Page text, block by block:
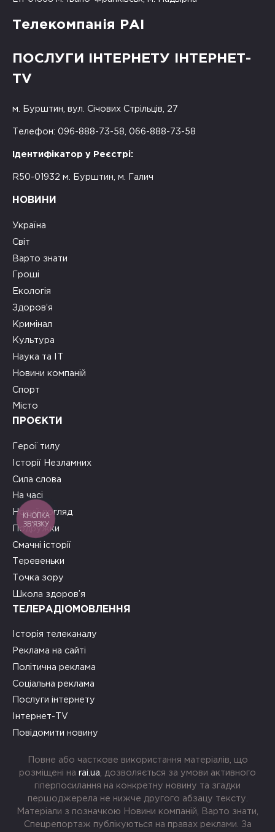
Телекомпанія РАІ
ПОСЛУГИ ІНТЕРНЕТУ ІНТЕРНЕТ-
TV
м. Бурштин, вул. Січових Стрільців, 27
Телефон: 096-888-73-58, 066-888-73-58
Ідентифікатор у Реєстрі:
R50-01932 м. Бурштин, м. Галич
НОВИНИ
Україна
Світ
Варто знати
Гроші
Екологія
Здоров’я
Кримінал
Культура
Наука та ІТ
Новини компаній
Спорт
Місто
ПРОЄКТИ
Герої тилу
Історії Незламних
Сила слова
На часі
Новий погляд
Подружки
Смачні історії
Теревеньки
Точка зору
Школа здоров’я
ТЕЛЕРАДІОМОВЛЕННЯ
Історія телеканалу
Реклама на сайті
Політична реклама
Соціальна реклама
Послуги інтернету
Інтернет-TV
Повідомити новину
Повне або часткове використання матеріалів, що
розміщені на rai.ua , дозволяється за умови активного
гіперпосилання на конкретну новину та згадки
першоджерела не нижче другого абзацу тексту.
Матеріали з позначкою Новини компаній, Варто знати,
Спецрепортаж публікуються на правах реклами. За
КНОПКА
ЗВ'ЯЗКУ